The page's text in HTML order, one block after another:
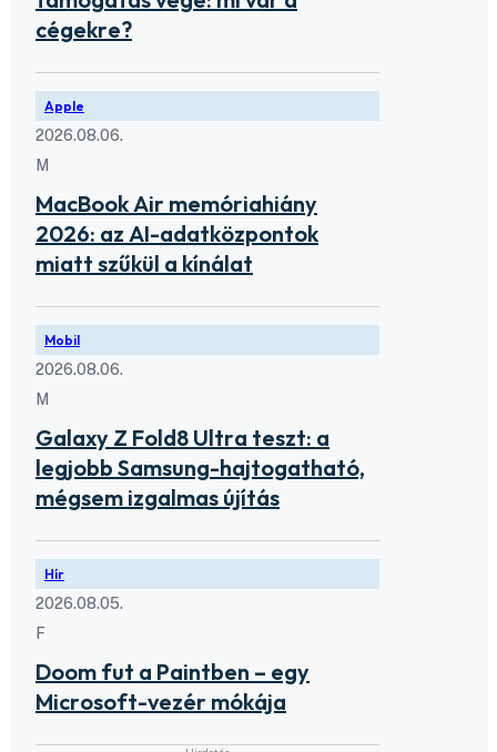
cégekre?
Apple
2026.08.06.
M
MacBook Air memóriahiány
2026: az AI-adatközpontok
miatt szűkül a kínálat
Mobil
2026.08.06.
M
Galaxy Z Fold8 Ultra teszt: a
legjobb Samsung-hajtogatható,
mégsem izgalmas újítás
Hír
2026.08.05.
F
Doom fut a Paintben – egy
Microsoft-vezér mókája